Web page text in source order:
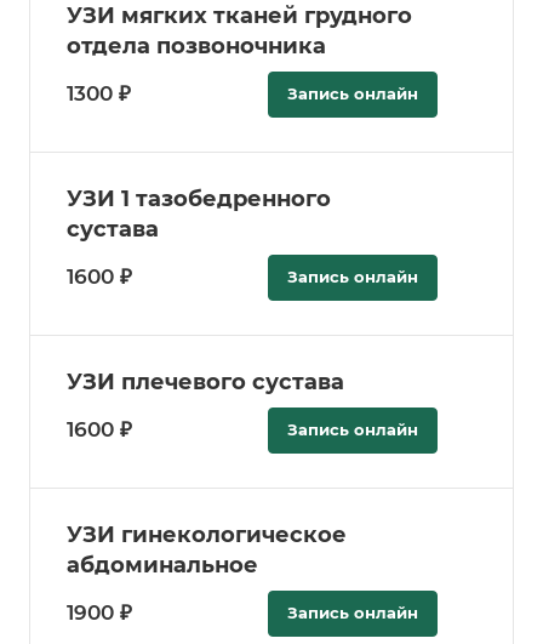
УЗИ мягких тканей грудного
отдела позвоночника
1300 ₽ Запись онлайн
УЗИ 1 тазобедренного
сустава
1600 ₽ Запись онлайн
УЗИ плечевого сустава
1600 ₽ Запись онлайн
УЗИ гинекологическое
абдоминальное
1900 ₽ Запись онлайн